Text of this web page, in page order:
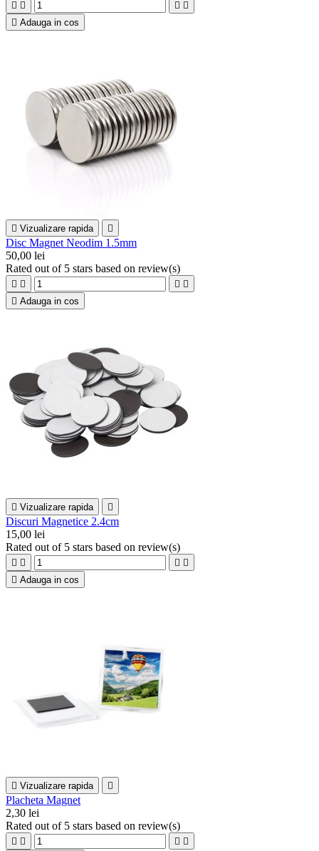
   
 Adauga in cos
 Vizualizare rapida 
Disc Magnet Neodim 1.5mm
50,00 lei
Rated out of 5 stars based on review(s)
   
 Adauga in cos
 Vizualizare rapida 
Discuri Magnetice 2.4cm
15,00 lei
Rated out of 5 stars based on review(s)
   
 Adauga in cos
 Vizualizare rapida 
Placheta Magnet
2,30 lei
Rated out of 5 stars based on review(s)
   